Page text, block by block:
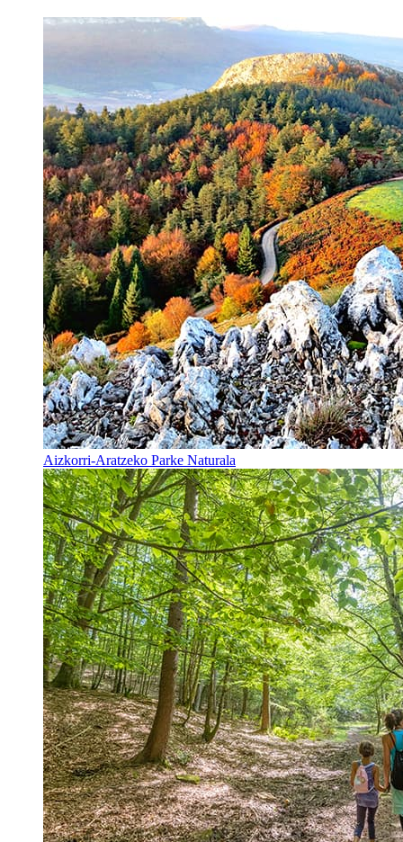
Aizkorri-Aratzeko Parke Naturala